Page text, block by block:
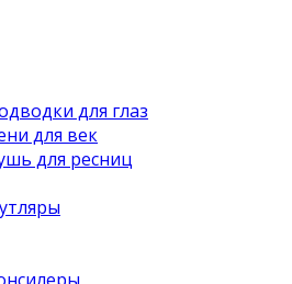
для глаз
для век
для ресниц